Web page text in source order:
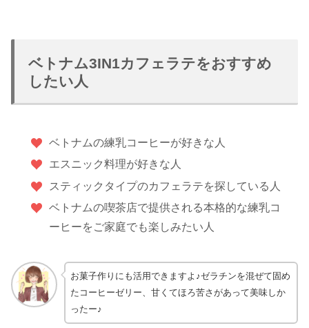
ベトナム3IN1カフェラテをおすすめ
したい人
ベトナムの練乳コーヒーが好きな人
エスニック料理が好きな人
スティックタイプのカフェラテを探している人
ベトナムの喫茶店で提供される本格的な練乳コ
ーヒーをご家庭でも楽しみたい人
お菓子作りにも活用できますよ♪ゼラチンを混ぜて固め
たコーヒーゼリー、甘くてほろ苦さがあって美味しか
ったー♪